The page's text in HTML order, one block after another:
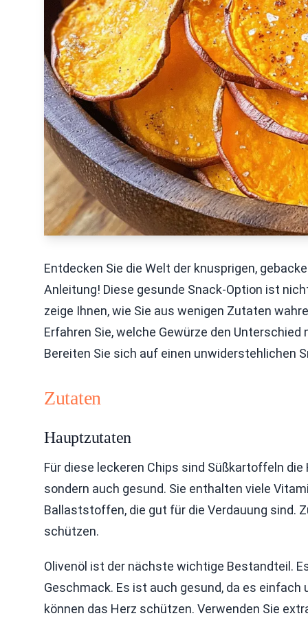
Entdecken Sie die Welt der knusprigen,
Anleitung! Diese gesunde Snack-Option ist
zeige Ihnen, wie Sie aus wenigen Zutaten
Erfahren Sie, welche Gewürze den
Bereiten Sie sich auf einen unwiderstehlichen
Zutaten
Hauptzutaten
Für diese leckeren Chips sind Süßkartoffeln
sondern auch gesund. Sie enthalten viele
Ballaststoffen, die gut für die Verdauung sind.
schützen.
Olivenöl ist der nächste wichtige Bestandteil.
Geschmack. Es ist auch gesund, da es
können das Herz schützen. Verwenden Sie